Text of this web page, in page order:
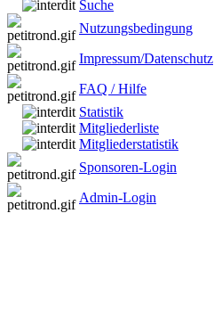
Suche
Nutzungsbedingung
Impressum/Datenschutz
FAQ / Hilfe
Statistik
Mitgliederliste
Mitgliederstatistik
Sponsoren-Login
Admin-Login